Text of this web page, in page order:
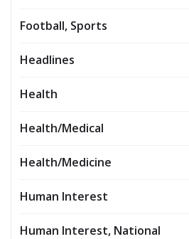
Football, Sports
Headlines
Health
Health/Medical
Health/Medicine
Human Interest
Human Interest, National